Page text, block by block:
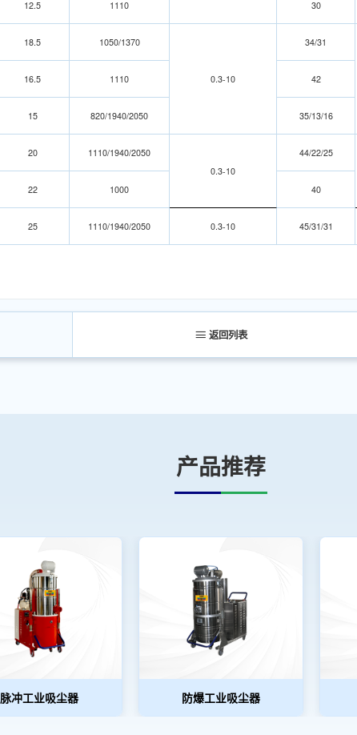
12.5 1110 30
18.5 1050/1370
0.3-10
34/31
16.5 1110 42
15 820/1940/2050 35/13/16
20
1110/1940/2050
0.3-10
44/22/25
22
1000 40
25 1110/1940/2050 0.3-10 45/31/31
返回列表
产品推荐
脉冲工业吸尘器 防爆工业吸尘器